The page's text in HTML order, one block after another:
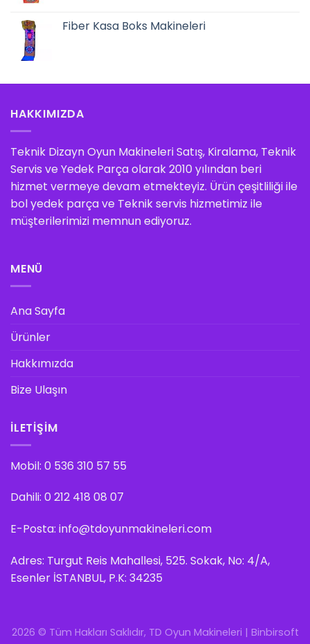
Fiber Kasa Boks Makineleri
HAKKIMIZDA
Teknik Dizayn Oyun Makineleri Satış, Kiralama, Teknik
Servis ve Yedek Parça olarak 2010 yılından beri
hizmet vermeye devam etmekteyiz. Ürün çeşitliliği ile
bol yedek parça ve Teknik servis hizmetimiz ile
müşterilerimizi memnun ediyoruz.
MENÜ
Ana Sayfa
Ürünler
Hakkımızda
Bize Ulaşın
İLETIŞIM
Mobil: 0 536 310 57 55
Dahili: 0 212 418 08 07
E-Posta: info@tdoyunmakineleri.com
Adres: Turgut Reis Mahallesi, 525. Sokak, No: 4/A,
Esenler İSTANBUL, P.K: 34235
2026 © Tüm Hakları Saklıdır, TD Oyun Makineleri | Binbirsoft